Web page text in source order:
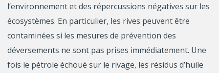
l’environnement et des répercussions négatives sur les
écosystèmes. En particulier, les rives peuvent être
contaminées si les mesures de prévention des
déversements ne sont pas prises immédiatement. Une
fois le pétrole échoué sur le rivage, les résidus d’huile